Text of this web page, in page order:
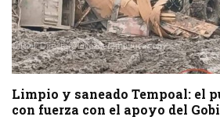
Limpio y saneado Tempoal: el
con fuerza con el apoyo del